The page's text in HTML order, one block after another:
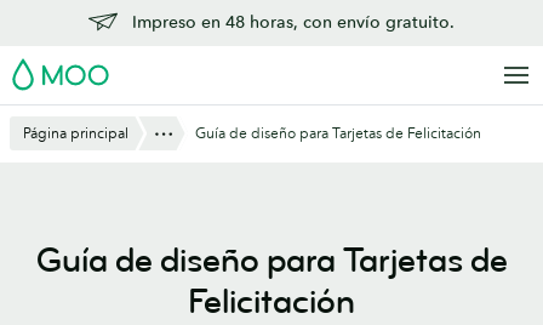
contenido
principal
Impreso en 48 horas, con envío gratuito.
MOO
Página principal Mostrar todo
Guía de diseño para Tarjetas de Felicitación
Guía de diseño para Tarjetas de
Felicitación